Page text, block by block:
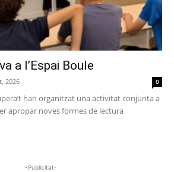
a l’Espai Boule
2026 0
han organitzat una activitat conjunta a
apropar noves formes de lectura
-Publicitat-